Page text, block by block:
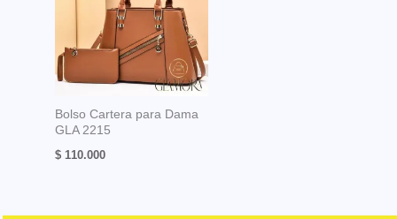
Bolso Cartera para Dama
GLA 2215
$ 110.000